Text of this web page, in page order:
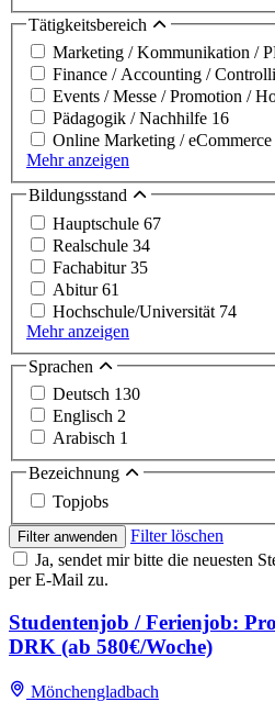
Tätigkeitsbereich
Marketing / Kommunikation /
Finance / Accounting /
Events / Messe / Promotion /
Pädagogik / Nachhilfe 16
Online Marketing / eCommerce
Mehr anzeigen
Bildungsstand
Hauptschule 67
Realschule 34
Fachabitur35
Abitur61
Hochschule/Universität 74
Mehr anzeigen
Sprachen
Deutsch 130
Englisch 2
Arabisch 1
Bezeichnung
Topjobs
Filter anwenden
Filter löschen
Ja, sendet mir bitte die neuesten
per E-Mail zu.
Studentenjob / Ferienjob:
DRK (ab 580€/Woche)
Mönchengladbach